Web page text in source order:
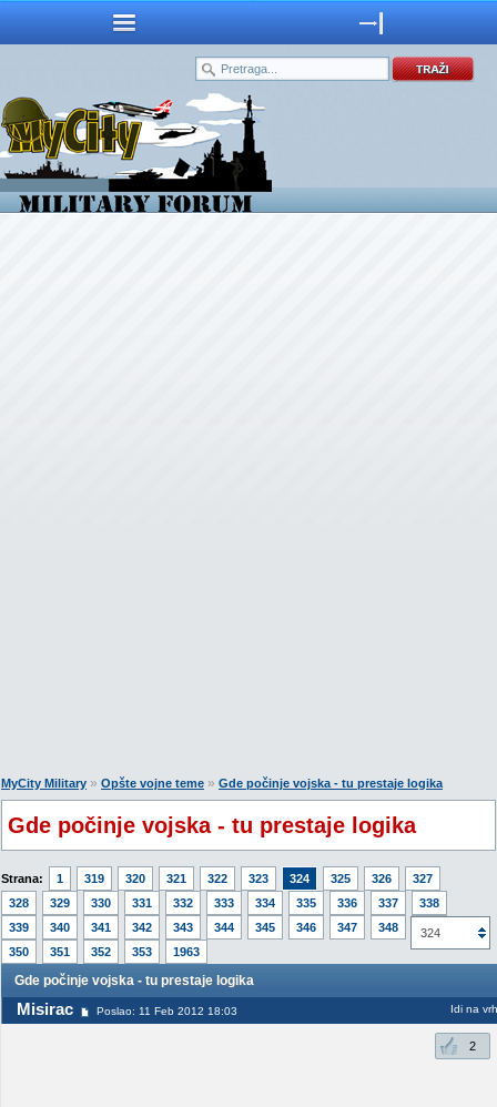
MyCity Military » Opšte vojne teme » Gde počinje vojska - tu prestaje logika
Gde počinje vojska - tu prestaje logika
Strana: 1 319 320 321 322 323 324 325 326
327
328
329 330 331 332 333 334 335 336 337
338
339
340 341 342 343 344 345 346 347 348
349
350
351 352 353 1963
324
Gde počinje vojska - tu prestaje logika
Misirac Poslao: 11 Feb 2012 18:03 Idi na vrh
2